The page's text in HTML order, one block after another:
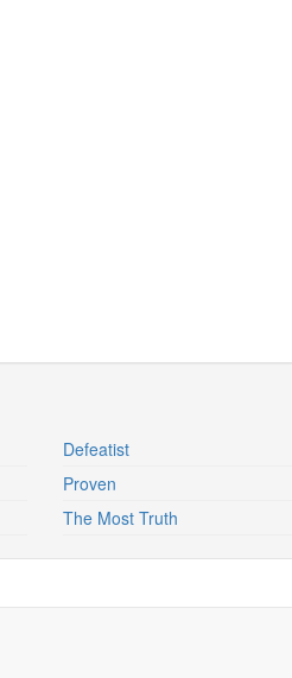
Defeatist
Proven
The Most Truth